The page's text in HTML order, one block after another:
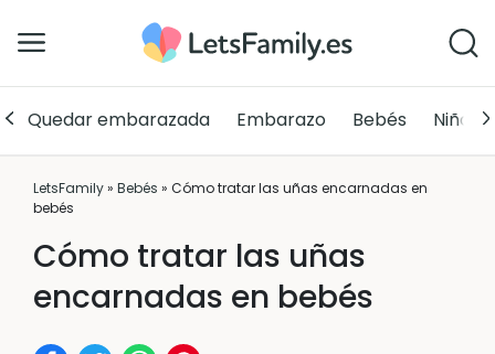
Quedar embarazada Embarazo Bebés Niños
LetsFamily» Bebés » Cómo tratar las uñas encarnadas en
bebés
Cómo tratar las uñas
encarnadas en bebés